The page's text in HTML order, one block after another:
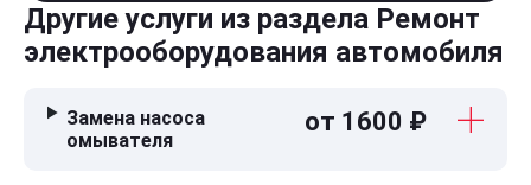
Другие услуги из раздела Ремонт
электрооборудования автомобиля
Замена насоса
омывателя
от 1600 ₽